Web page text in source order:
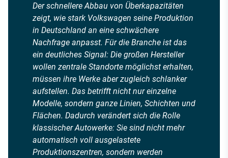
Der schnellere Abbau von Überkapazitäten
zeigt, wie stark Volkswagen seine Produktion
in Deutschland an eine schwächere
Nachfrage anpasst. Für die Branche ist das
ein deutliches Signal: Die großen Hersteller
wollen zentrale Standorte möglichst erhalten,
müssen ihre Werke aber zugleich schlanker
aufstellen. Das betrifft nicht nur einzelne
Modelle, sondern ganze Linien, Schichten und
Flächen. Dadurch verändert sich die Rolle
klassischer Autowerke: Sie sind nicht mehr
automatisch voll ausgelastete
Produktionszentren, sondern werden